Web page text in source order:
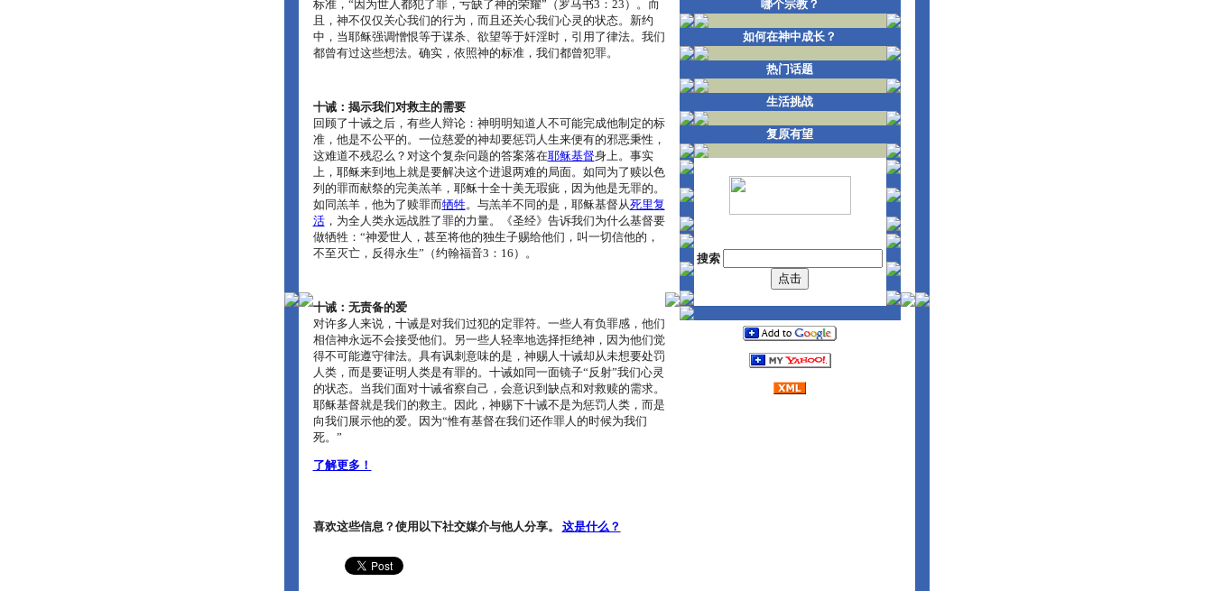
标准，“因为世人都犯了罪，亏缺了神的荣耀”（罗马书3：23）。而
且，神不仅仅关心我们的行为，而且还关心我们心灵的状态。新约
中，当耶稣强调憎恨等于谋杀、欲望等于奸淫时，引用了律法。我们
都曾有过这些想法。确实，依照神的标准，我们都曾犯罪。
十诫：揭示我们对救主的需要
回顾了十诫之后，有些人辩论：神明明知道人不可能完成他制定的标
准，他是不公平的。一位慈爱的神却要惩罚人生来便有的邪恶秉性，
这难道不残忍么？对这个复杂问题的答案落在耶稣基督身上。事实
上，耶稣来到地上就是要解决这个进退两难的局面。如同为了赎以色
列的罪而献祭的完美羔羊，耶稣十全十美无瑕疵，因为他是无罪的。
如同羔羊，他为了赎罪而牺牲 。与羔羊不同的是，耶稣基督从死里复
活，为全人类永远战胜了罪的力量。《圣经》告诉我们为什么基督要
做牺牲：“神爱世人，甚至将他的独生子赐给他们，叫一切信他的，
不至灭亡，反得永生”（约翰福音3：16）。
十诫：无责备的爱
对许多人来说，十诫是对我们过犯的定罪符。一些人有负罪感，他们
相信神永远不会接受他们。另一些人轻率地选择拒绝神，因为他们觉
得不可能遵守律法。具有讽刺意味的是，神赐人十诫却从未想要处罚
人类，而是要证明人类是有罪的。十诫如同一面镜子“反射”我们心灵
的状态。当我们面对十诫省察自己，会意识到缺点和对救赎的需求。
耶稣基督就是我们的救主。因此，神赐下十诫不是为惩罚人类，而是
向我们展示他的爱。因为“惟有基督在我们还作罪人的时候为我们
死。”
了解更多！
喜欢这些信息？使用以下社交媒介与他人分享。 这是什么？
哪个宗教？
如何在神中成长？
热门话题
生活挑战
复原有望
搜索